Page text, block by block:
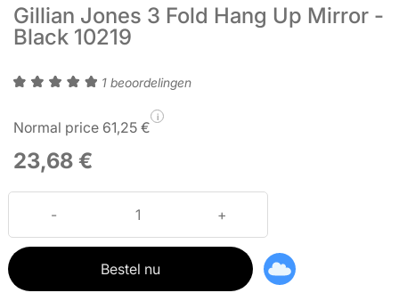
Gillian Jones 3 Fold Hang Up Mirror -
Black 10219
1 beoordelingen
Normal price 61,25 €
i
23,68 €
Bestel nu